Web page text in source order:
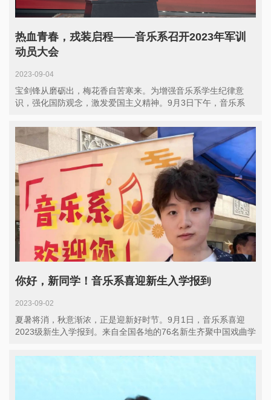
热血青春，戎装启程——音乐系召开2023年军训
动员大会
2023-09-04
宝剑锋从磨砺出，梅花香自苦寒来。为增强音乐系学生纪律意
识，强化国防观念，激发爱国主义精神。9月3日下午，音乐系
你好，新同学！音乐系喜迎新生入学报到
2023-09-02
夏暑将消，秋意渐浓，正是迎新好时节。9月1日，音乐系喜迎
2023级新生入学报到。来自全国各地的76名新生齐聚中国戏曲学